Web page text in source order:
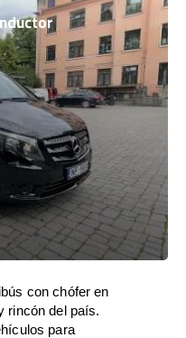
con chófer en
rincón del país.
para